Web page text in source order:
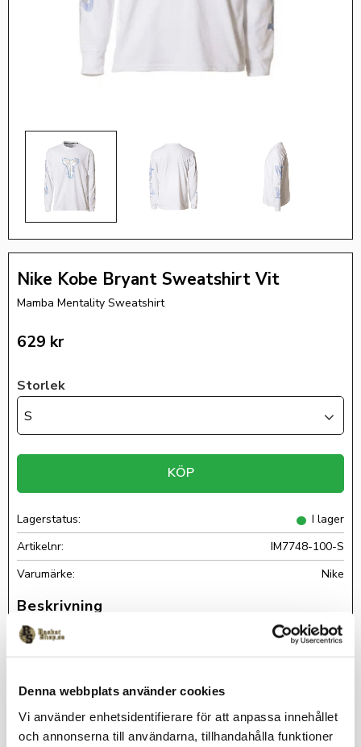
Denna webbplats använder cookies
Vi använder enhetsidentifierare för att anpassa innehållet
och annonserna till användarna, tillhandahålla funktioner
Nike Kobe Bryant Sweatshirt Vit
Mamba Mentality Sweatshirt
629 kr
Storlek
S
KÖP
Lagerstatus
I lager
Artikelnr
IM7748-100-S
Nike
Skön sweatshirt i lite tunnare modell med Kobe Bryant-tryck
fram och på armarna.
Material: 63% polyester & 37% bomull.
Omdömen